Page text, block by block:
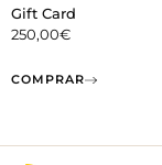
Gift Card
250,00€
COMPRAR